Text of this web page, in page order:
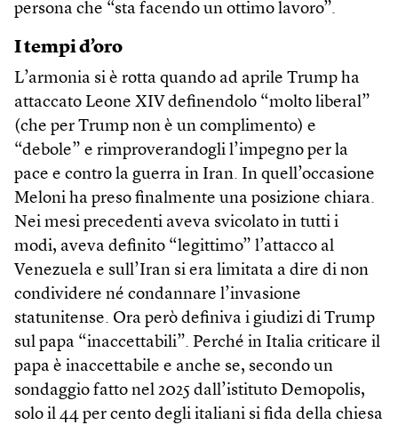
persona che “sta facendo un ottimo lavoro”.
I tempi d’oro
L’armonia si è rotta quando ad aprile Trump ha
attaccato Leone XIV definendolo “molto liberal”
(che per Trump non è un complimento) e
“debole” e rimproverandogli l’impegno per la
pace e contro la guerra in Iran. In quell’occasione
Meloni ha preso finalmente una posizione chiara.
Nei mesi precedenti aveva svicolato in tutti i
modi, aveva definito “legittimo” l’attacco al
Venezuela e sull’Iran si era limitata a dire di non
condividere né condannare l’invasione
statunitense. Ora però definiva i giudizi di Trump
sul papa “inaccettabili”. Perché in Italia criticare il
papa è inaccettabile e anche se, secondo un
sondaggio fatto nel 2025 dall’istituto Demopolis,
solo il 44 per cento degli italiani si fida della chiesa